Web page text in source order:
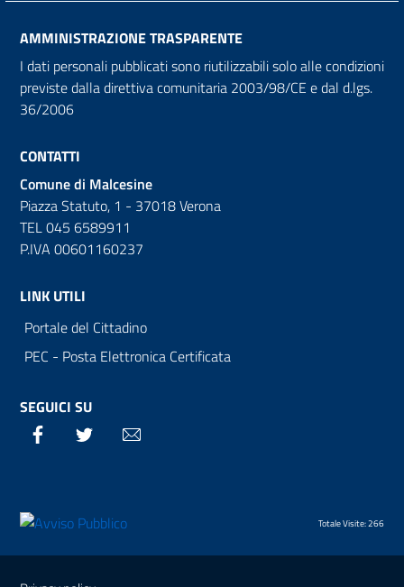
AMMINISTRAZIONE TRASPARENTE
I dati personali pubblicati sono riutilizzabili solo alle condizioni
previste dalla direttiva comunitaria 2003/98/CE e dal d.lgs.
36/2006
CONTATTI
Comune di Malcesine
Piazza Statuto, 1 - 37018 Verona
TEL 045 6589911
P.IVA 00601160237
LINK UTILI
Portale del Cittadino
PEC - Posta Elettronica Certificata
SEGUICI SU
Facebook Twitter
Totale Visite: 266
Sezione Link Utili